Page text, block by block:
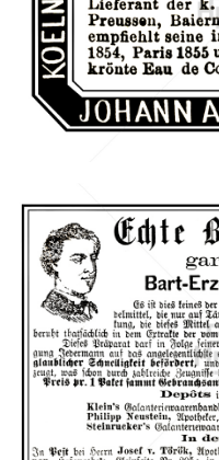
Johann Maria Farina
Klein, Wien